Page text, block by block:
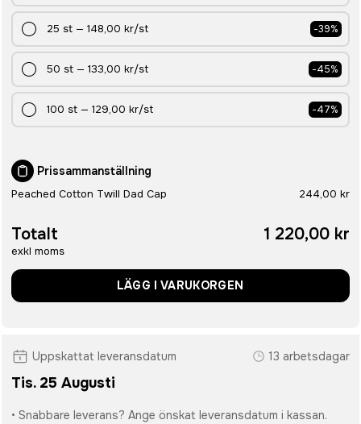
25 st — 148,00 kr/st -39%
50 st — 133,00 kr/st -45%
100 st — 129,00 kr/st -47%
Prissammanställning
Peached Cotton Twill Dad Cap 244,00 kr
Totalt
exkl moms
1 220,00 kr
LÄGG I VARUKORGEN
Uppskattat leveransdatum 13 arbetsdagar
Tis. 25 Augusti
• Snabbare leverans? Ange önskat leveransdatum i kassan.